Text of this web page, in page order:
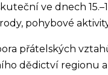
ve dnech
pohybové
přátelských
dědictví regionu